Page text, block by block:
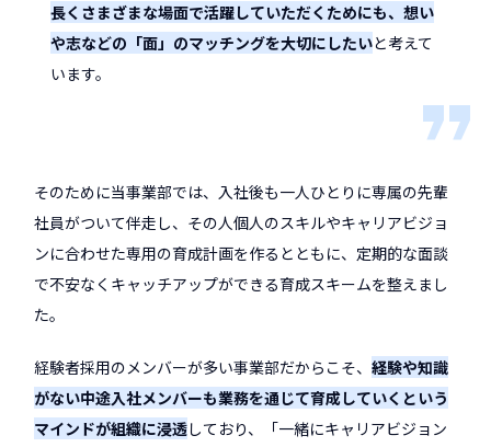
長くさまざまな場面で活躍していただくためにも、想い
や志などの「面」のマッチングを大切にしたいと考えて
います。
そのために当事業部では、入社後も一人ひとりに専属の先輩
社員がついて伴走し、その人個人のスキルやキャリアビジョ
ンに合わせた専用の育成計画を作るとともに、定期的な面談
で不安なくキャッチアップができる育成スキームを整えまし
た。
経験者採用のメンバーが多い事業部だからこそ、経験や知識
がない中途入社メンバーも業務を通じて育成していくという
マインドが組織に浸透しており、「一緒にキャリアビジョン